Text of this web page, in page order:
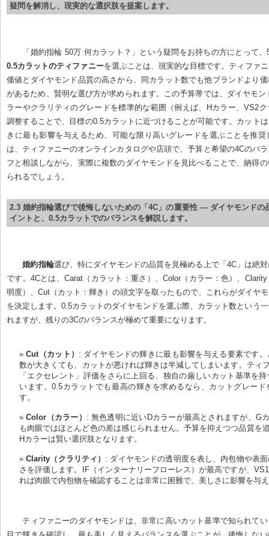
疑問を解消し、現実的な選択肢を提案します。
「婚約指輪 50万 何カラット？」という疑問をお持ちの方にとって
0.5カラットのティファニーを選ぶことは、現実的な目標です。ティファ
価値とダイヤモンド品質の高さから、同カラット数でも他ブランドより
があるため、賢明な選び方が求められます。この予算帯では、ダイヤモン
ラーやクラリティのグレードを標準的な範囲（例えば、Hカラー、VS2
調整することで、目標の0.5カラットに近づけることが可能です。カット
きに最も影響を与えるため、可能な限り高いグレードを選ぶことを推
は、ティファニーのオンラインカタログや店頭で、予算と希望の4Cのバ
フと相談しながら、実際に複数のダイヤモンドを見比べることで、納得
られるでしょう。
2.3 婚約指輪選びで後悔しないための「4C」の重要性 — ダイヤモンドの
イントと、0.5カラットでのバランスを解説します。
婚約指輪選び、特にダイヤモンドの品質を見極める上で「4C」は絶
です。4Cとは、Carat（カラット：重さ）、Color（カラー：色）、
明度）、Cut（カット：輝き）の頭文字を取ったもので、これらがダイヤ
を決定します。0.5カラットのダイヤモンドを選ぶ際、カラット数という
れますが、残りの3Cのバランスが極めて重要になります。
Cut（カット） : ダイヤモンドの輝きに最も影響を与える要素です
数が大きくても、カットが悪ければ輝きは半減してしまいます。ティ
「エクセレント」評価をさらに上回る、独自の厳しいカット基準を
います。0.5カラットでも最高の輝きを求めるなら、カットグレード
す。
Color（カラー） : 無色透明に近いDカラーが最高とされますが、G
も肉眼ではほとんど色の差は感じられません。予算を抑えつつ品質を
Hカラーは賢い選択肢となります。
Clarity（クラリティ） : ダイヤモンドの透明度を表し、内包物や表
さを評価します。IF（インターナリーフローレス）が最高ですが、
れば肉眼で内包物を確認することは非常に困難で、美しさに影響を与
ティファニーのダイヤモンドは、非常に高いカット基準で知られて